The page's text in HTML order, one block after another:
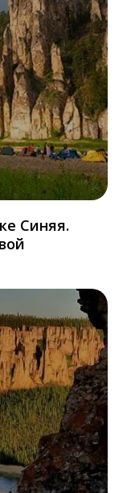
Синяя.